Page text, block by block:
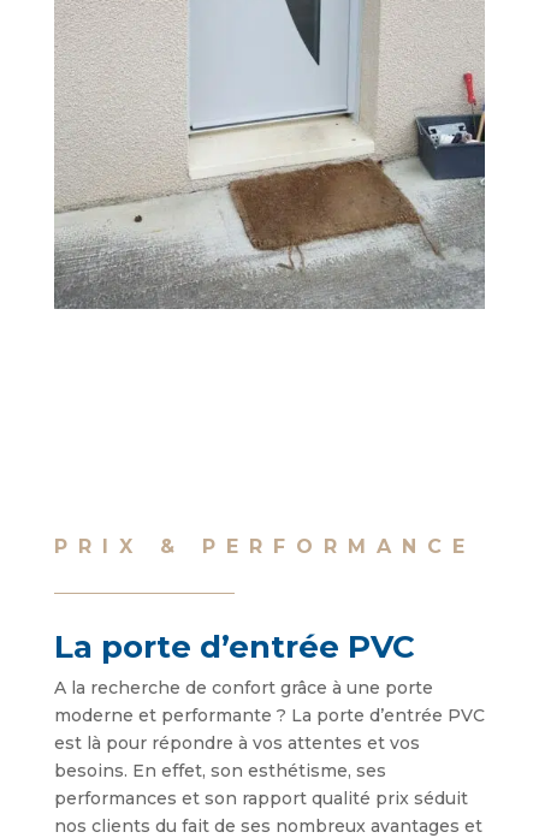
PRIX & PERFORMANCE
La porte d’entrée PVC
A la recherche de confort grâce à une porte
moderne et performante ? La porte d’entrée PVC
est là pour répondre à vos attentes et vos
besoins. En effet, son esthétisme, ses
performances et son rapport qualité prix séduit
nos clients du fait de ses nombreux avantages et